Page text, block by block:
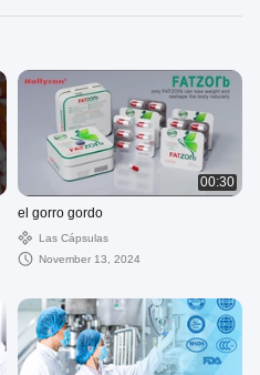
00:30
el gorro gordo
Las Cápsulas
November 13, 2024